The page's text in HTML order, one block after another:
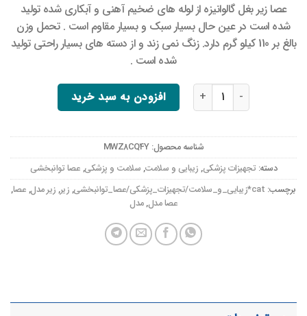
عصا زیر بغل گالوانیزه از لوله های ضخیم آهنی و آبکاری شده تولید
شده است در عین حال بسیار سبک و بسیار مقاوم است . تحمل وزن
بالغ بر 110 کیلو گرم دارد. زنگ نمی زند و از دسته های بسیار راحتی تولید
شده است .
عصا زیر بغل مدل GA71 عدد افزودن به سبد خرید
شناسه محصول:MWZ8CQ4Y
دسته: تجهیزات پزشکی, زیبایی و سلامت, سلامت و پزشکی, عصا توانبخشی
برچسب: cat*زیبایی_و_سلامت/تجهیزات_پزشکی/عصا_توانبخشی , زیر, زیر مدل, عصا,
عصا مدل,مدل